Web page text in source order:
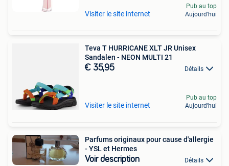
Visiter le site internet
Pub au top
Aujourd'hui
Teva T HURRICANE XLT JR Unisex
Sandalen - NEON MULTI 21
€ 35,95 Détails
Visiter le site internet
Pub au top
Aujourd'hui
Parfums originaux pour cause d'allergie
- YSL et Hermes
Voir description Détails